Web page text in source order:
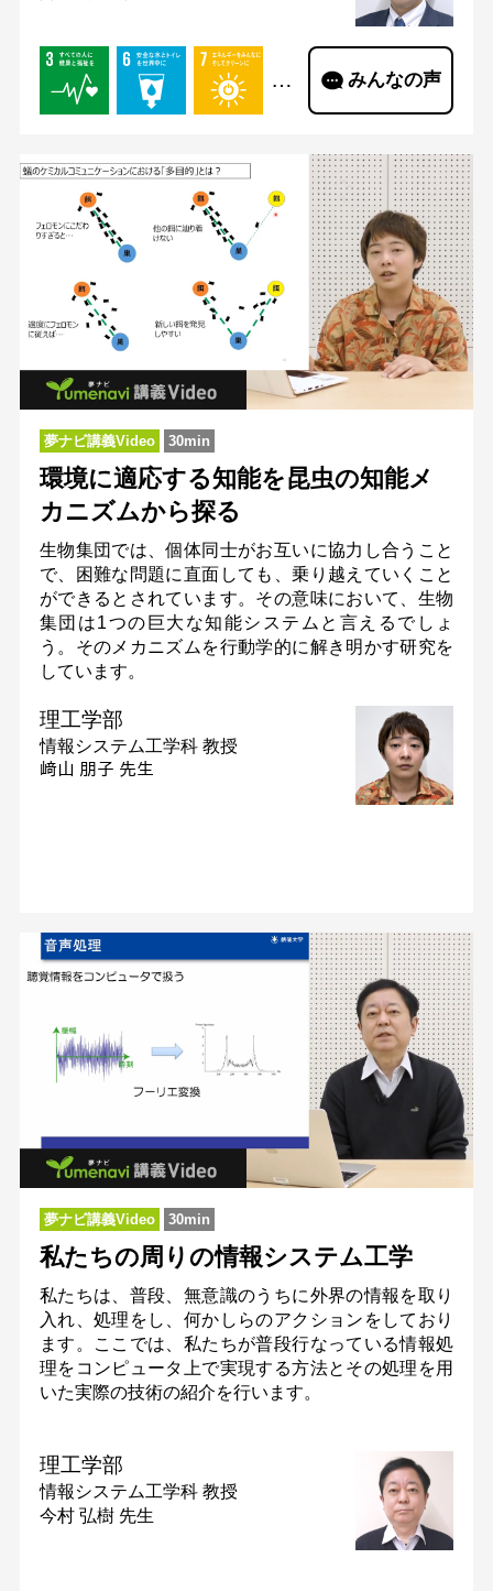
… みんなの声
夢ナビ講義Video 30min
環境に適応する知能を昆虫の知能メ
カニズムから探る
生物集団では、個体同士がお互いに協力し合うこと
で、困難な問題に直面しても、乗り越えていくこと
ができるとされています。その意味において、生物
集団は1つの巨大な知能システムと言えるでしょ
う。そのメカニズムを行動学的に解き明かす研究を
しています。
理工学部
情報システム工学科 教授
﨑山 朋子 先生
夢ナビ講義Video 30min
私たちの周りの情報システム工学
私たちは、普段、無意識のうちに外界の情報を取り
入れ、処理をし、何かしらのアクションをしており
ます。ここでは、私たちが普段行なっている情報処
理をコンピュータ上で実現する方法とその処理を用
いた実際の技術の紹介を行います。
理工学部
情報システム工学科 教授
今村 弘樹 先生